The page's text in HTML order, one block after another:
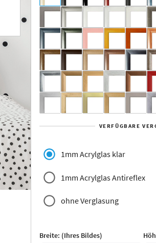
Rahmenloser
Aluminium
Yukon
Jersey Dauphine
VERFÜGBARE
1mm Acrylglas klar
1mm Acrylglas Antireflex
ohne Verglasung
Breite: (Ihres Bildes)